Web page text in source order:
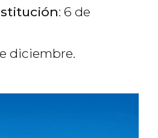
: 6 de
diciembre.